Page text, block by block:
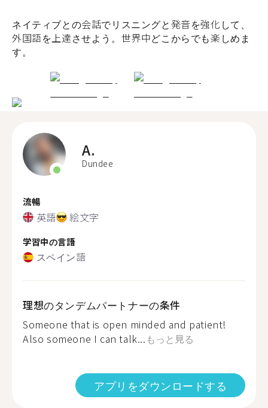
ネイティブとの会話でリスニングと発音を強化して、
外国語を上達させよう。世界中どこからでも楽しめま
す。
A.
Dundee
流暢
英語 絵文字
学習中の言語
スペイン語
理想のタンデムパートナーの条件
Someone that is open minded and patient!
Also someone I can talk... もっと見る
アプリをダウンロードする